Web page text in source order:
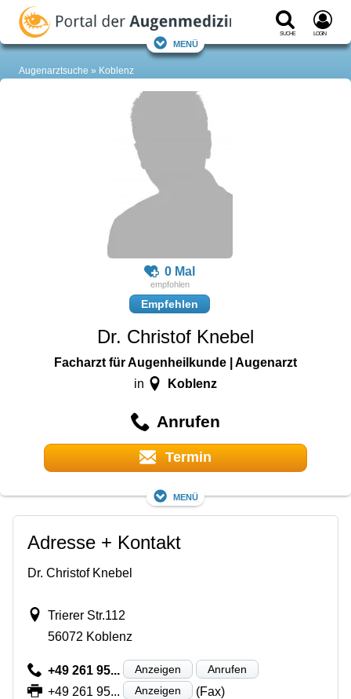
Suche Login
Menü
Augenarztsuche Koblenz
0 Mal
Empfehlen
Dr. Christof Knebel
Facharzt für Augenheilkunde | Augenarzt
in Koblenz
Anrufen
Termin
Menü
Adresse + Kontakt
Dr. Christof Knebel
Trierer Str.112
56072 Koblenz
+49 261 95... Anzeigen Anrufen
+49 261 95... Anzeigen (Fax)